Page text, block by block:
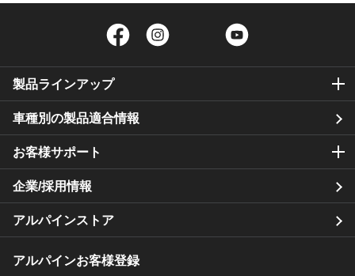
Facebook Twitter
製品ラインアップ
車種別の製品適合情報
お客様サポート
企業/採用情報
アルパインストア
アルパインお客様登録